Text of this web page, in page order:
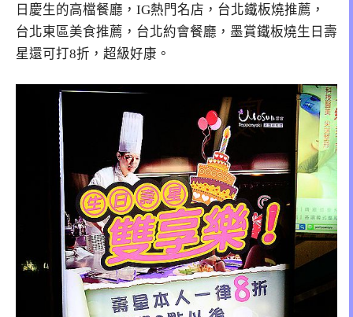
日慶生的高檔餐廳，IG熱門名店，台北鐵板燒推薦，
台北東區美食推薦，台北約會餐廳，墨賞鐵板燒生日壽
星還可打8折，超級好康。